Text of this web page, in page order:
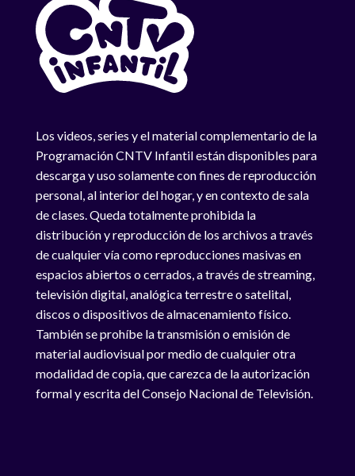
Los videos, series y el material complementario de la
Programación CNTV Infantil están disponibles para
descarga y uso solamente con fines de reproducción
personal, al interior del hogar, y en contexto de sala
de clases. Queda totalmente prohibida la
distribución y reproducción de los archivos a través
de cualquier vía como reproducciones masivas en
espacios abiertos o cerrados, a través de streaming,
televisión digital, analógica terrestre o satelital,
discos o dispositivos de almacenamiento físico.
También se prohíbe la transmisión o emisión de
material audiovisual por medio de cualquier otra
modalidad de copia, que carezca de la autorización
formal y escrita del Consejo Nacional de Televisión.